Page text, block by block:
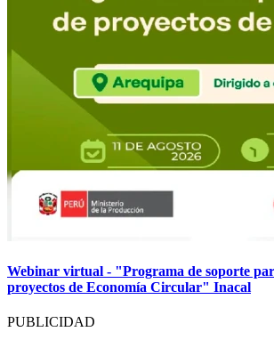
Webinar virtual - "Programa de soporte
proyectos de Economía Circular" Inacal
PUBLICIDAD